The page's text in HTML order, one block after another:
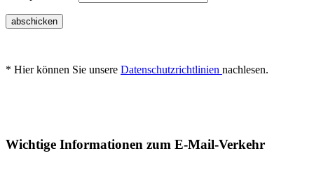
abschicken
* Hier können Sie unsere Datenschutzrichtlinien nachlesen.
Wichtige Informationen zum E-Mail-Verkehr